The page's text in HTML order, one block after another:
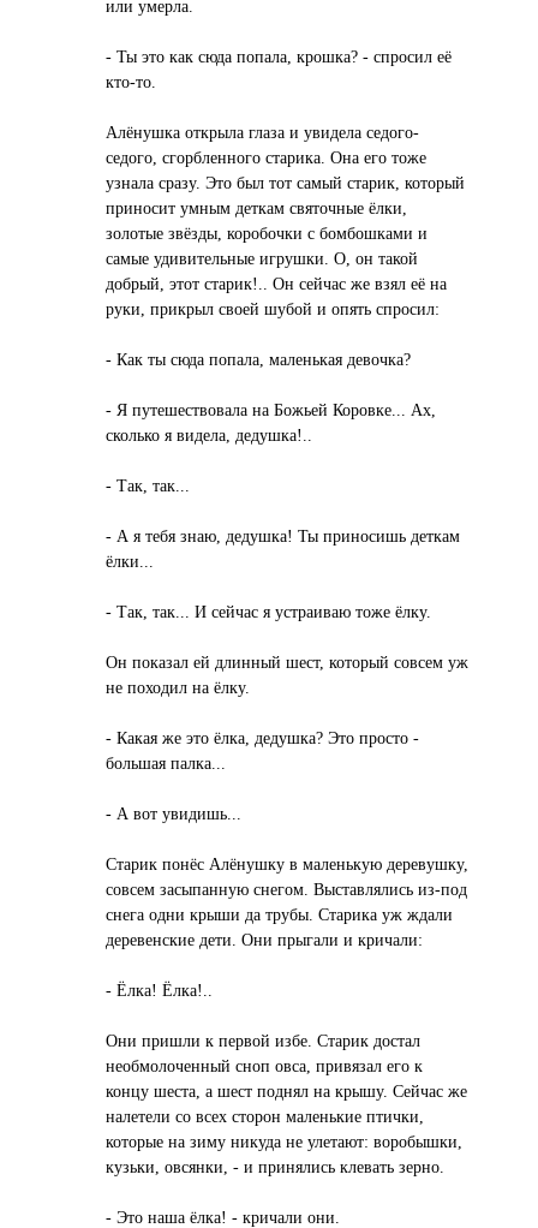
или умерла.
- Ты это как сюда попала, крошка? - спросил её
кто-то.
Алёнушка открыла глаза и увидела седого-
седого, сгорбленного старика. Она его тоже
узнала сразу. Это был тот самый старик, который
приносит умным деткам святочные ёлки,
золотые звёзды, коробочки с бомбошками и
самые удивительные игрушки. О, он такой
добрый, этот старик!.. Он сейчас же взял её на
руки, прикрыл своей шубой и опять спросил:
- Как ты сюда попала, маленькая девочка?
- Я путешествовала на Божьей Коровке... Ах,
сколько я видела, дедушка!..
- Так, так...
- А я тебя знаю, дедушка! Ты приносишь деткам
ёлки...
- Так, так... И сейчас я устраиваю тоже ёлку.
Он показал ей длинный шест, который совсем уж
не походил на ёлку.
- Какая же это ёлка, дедушка? Это просто -
большая палка...
- А вот увидишь...
Старик понёс Алёнушку в маленькую деревушку,
совсем засыпанную снегом. Выставлялись из-под
снега одни крыши да трубы. Старика уж ждали
деревенские дети. Они прыгали и кричали:
- Ёлка! Ёлка!..
Они пришли к первой избе. Старик достал
необмолоченный сноп овса, привязал его к
концу шеста, а шест поднял на крышу. Сейчас же
налетели со всех сторон маленькие птички,
которые на зиму никуда не улетают: воробышки,
кузьки, овсянки, - и принялись клевать зерно.
- Это наша ёлка! - кричали они.